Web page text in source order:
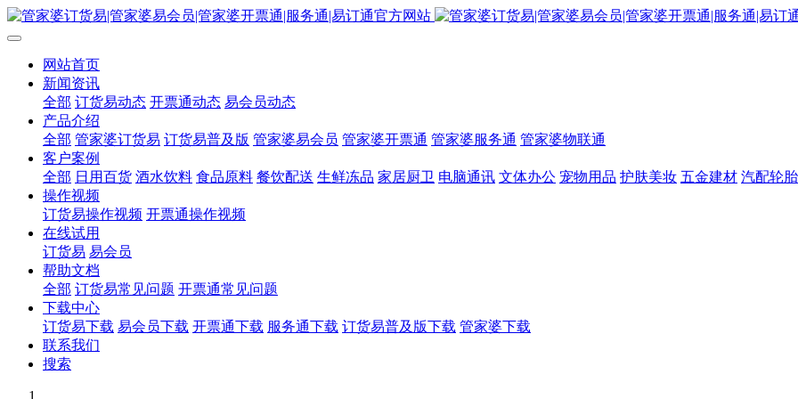
网站首页
新闻资讯
全部 订货易动态 开票通动态 易会员动态
产品介绍
全部 管家婆订货易 订货易普及版 管家婆易会员 管家婆开票通 管家婆服务通 管家婆物联通
客户案例
全部 日用百货 酒水饮料 食品原料 餐饮配送 生鲜冻品 家居厨卫 电脑通讯 文体办公 宠物用品 护肤美妆 五金建材 汽配轮胎
操作视频
订货易操作视频 开票通操作视频
在线试用
订货易 易会员
帮助文档
全部 订货易常见问题 开票通常见问题
下载中心
订货易下载 易会员下载 开票通下载 服务通下载 订货易普及版下载 管家婆下载
联系我们
搜索